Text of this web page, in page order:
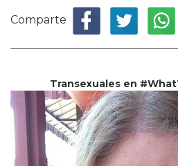
Comparte
Transexuales en